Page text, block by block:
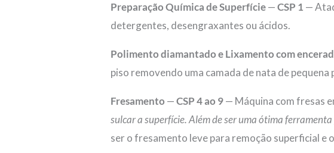
Preparação Química de Superfície—CSP 1 —
detergentes, desengraxantes ou ácidos.
Polimento diamantado e Lixamento com
piso removendo uma camada de nata de
Fresamento —CSP 4 ao 9— Máquina com fresas
sulcar a superfície. Além de ser uma ótima
ser o fresamento leve para remoção superficial e